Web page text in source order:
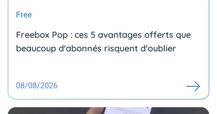
Free
Freebox Pop : ces 5 avantages offerts que
beaucoup d'abonnés risquent d'oublier
08/08/2026